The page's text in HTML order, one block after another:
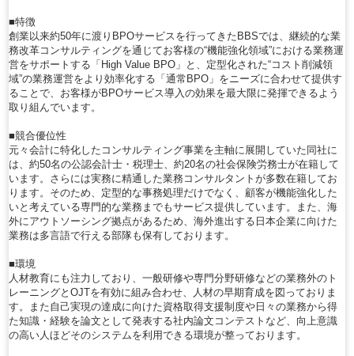
■特徴
創業以来約50年に渡りBPOサービスを行ってきたBBSでは、継続的な業
務改革コンサルティングを通じてお客様の“機能強化領域”における業務運
営をサポートする「High Value BPO」と、定型化された“コスト削減領
域”の業務運営をより効率化する「通常BPO」をニーズに合わせて提供す
ることで、お客様がBPOサービス導入の効果を最大限に発揮できるよう
取り組んでいます。
■競合優位性
元々会計に特化したコンサルティング事業を主軸に展開していた同社に
は、約50名の公認会計士・税理士、約20名の社会保険労務士が在籍して
います。さらには実務に精通した業務コンサルタントが多数在籍してお
ります。そのため、定型的な事務処理だけでなく、顧客が機能強化した
いと考えている専門的な業務までもサービス提供しています。また、海
外にアウトソーシング拠点があるため、海外進出する日本企業に向けた
業務は多言語で行える部隊も保有しております。
■環境
人材教育にも注力しており、一般研修や専門分野研修などの業務外のト
レーニングとOJTを有効に組み合わせ、人材の早期育成を図っておりま
す。また自己実現の達成に向けた資格取得支援制度や日々の業務から得
た知識・経験を論文として発表する社内論文コンテストなど、向上意識
の高い人ほどそのシステムを利用できる環境が整っております。